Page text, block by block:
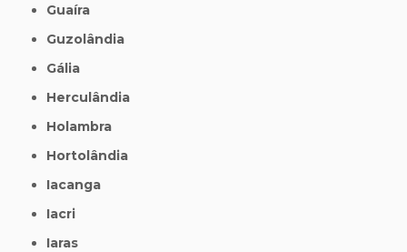
Guaíra
Guzolândia
Gália
Herculândia
Holambra
Hortolândia
Iacanga
Iacri
Iaras